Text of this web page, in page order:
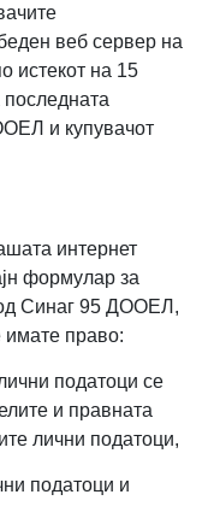
веб сервер на
истекот на 15
последната
и купувачот
интернет
формулар за
Синаг 95 ДООЕЛ,
право:
податоци се
и правната
лични податоци,
податоци и